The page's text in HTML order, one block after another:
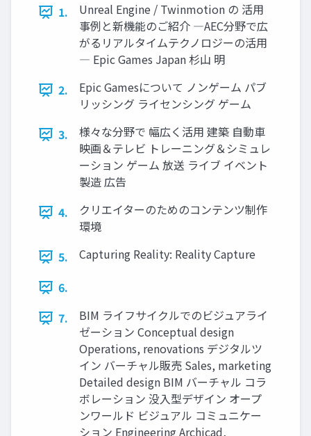
1.
Unreal Engine / Twinmotion の 活用
事例と新機能のご紹介 ―AEC分野で広
がるリアルタイムテクノロジーの活用
― Epic Games Japan 杉山 明
2.
Epic Gamesについて ノンゲーム パブ
リッシング ライセンシング ゲーム
3.
様々な分野で 幅広く活用 建築 自動車
映画＆テレビ トレーニング＆シミュレ
ーション ゲーム 放送 ライブ イベント
製造 広告
4.
クリエイターのためのコンテンツ制作
環境
5.
Capturing Reality: Reality Capture
6.
7.
BIM ライフサイクルでのビジュアライ
ゼーション Conceptual design
Operations, renovations デジタルツ
イン バーチャル販売 Sales, marketing
Detailed design BIM バーチャル コラ
ボレーション 没入型デザイン オープ
ンワールド ビジュアル コミュニケー
ション Engineering Archicad,